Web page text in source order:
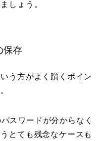
しょう。
保存
う方がよく躓くポイン
スワードが分からなく
とても残念なケースも